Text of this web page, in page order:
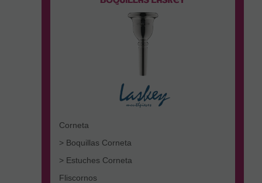
Corneta
> Boquillas Corneta
> Estuches Corneta
Fliscornos